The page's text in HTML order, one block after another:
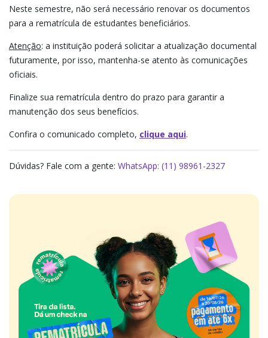
Neste semestre, não será necessário renovar os documentos
para a rematrícula de estudantes beneficiários.
Atenção: a instituição poderá solicitar a atualização documental
futuramente, por isso, mantenha-se atento às comunicações
oficiais.
Finalize sua rematrícula dentro do prazo para garantir a
manutenção dos seus benefícios.
Confira o comunicado completo, clique aqui.
Dúvidas? Fale com a gente: WhatsApp: (11) 98961-2327